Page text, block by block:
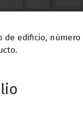
de edificio, número